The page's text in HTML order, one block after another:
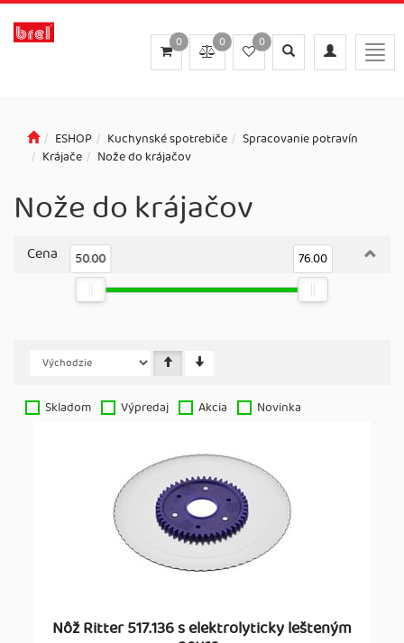
Toggle
navigation
Toggle
search
0
0
0
ESHOP Kuchynské spotrebiče
Spracovanie potravín
Krájače
Nože do krájačov
Nože do krájačov
Cena 50.00 76.00
Skladom Výpredaj Akcia Novinka
Nôž Ritter 517.136 s elektrolyticky lešteným